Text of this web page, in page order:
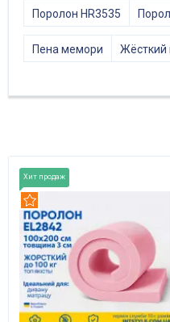
Поролон HR3535
Пена мемори Жёсткий
Хит продаж